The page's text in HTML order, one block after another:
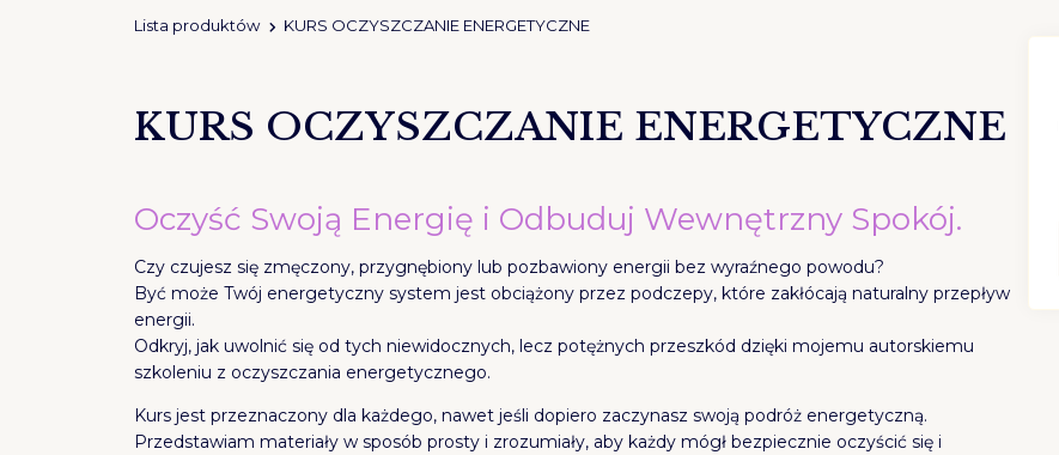
Lista produktów KURS OCZYSZCZANIE ENERGETYCZNE
KURS OCZYSZCZANIE ENERGETYCZNE
Oczyść Swoją Energię i Odbuduj Wewnętrzny Spokój.
Czy czujesz się zmęczony, przygnębiony lub pozbawiony energii bez wyraźnego powodu?
Być może Twój energetyczny system jest obciążony przez podczepy, które zakłócają naturalny przepływ
energii.
Odkryj, jak uwolnić się od tych niewidocznych, lecz potężnych przeszkód dzięki mojemu autorskiemu
szkoleniu z oczyszczania energetycznego.
Kurs jest przeznaczony dla każdego, nawet jeśli dopiero zaczynasz swoją podróż energetyczną.
Przedstawiam materiały w sposób prosty i zrozumiały, aby każdy mógł bezpiecznie oczyścić się i